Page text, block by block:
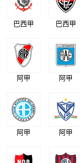
巴西甲 巴西甲
阿甲 阿甲
阿甲 阿甲